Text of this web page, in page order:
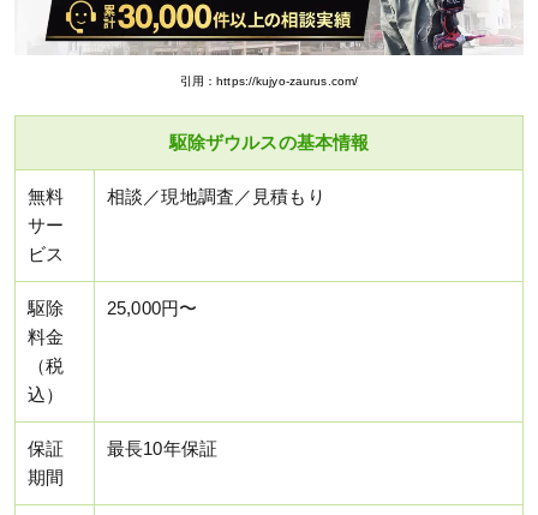
引用：https://kujyo-zaurus.com/
駆除ザウルスの基本情報
無料
サー
ビス
相談／現地調査／見積もり
駆除
料金
（税
込）
25,000円〜
保証
期間
最長10年保証